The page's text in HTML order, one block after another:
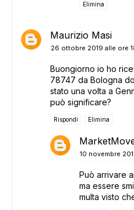
Elimina
Maurizio Masi
26 ottobre 2019 alle ore
Buongiorno io ho
78747 da Bologna
stato una volta a
può significare?
Rispondi Elimina
10 novembre
Può arrivare
ma essere
multa visto